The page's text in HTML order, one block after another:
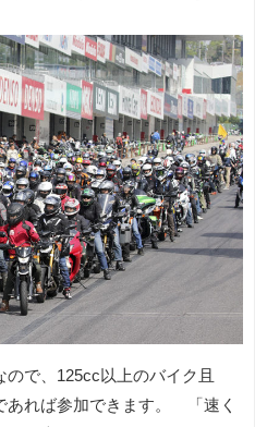
で、125cc以上のバイク且
あれば参加できます。 「速く